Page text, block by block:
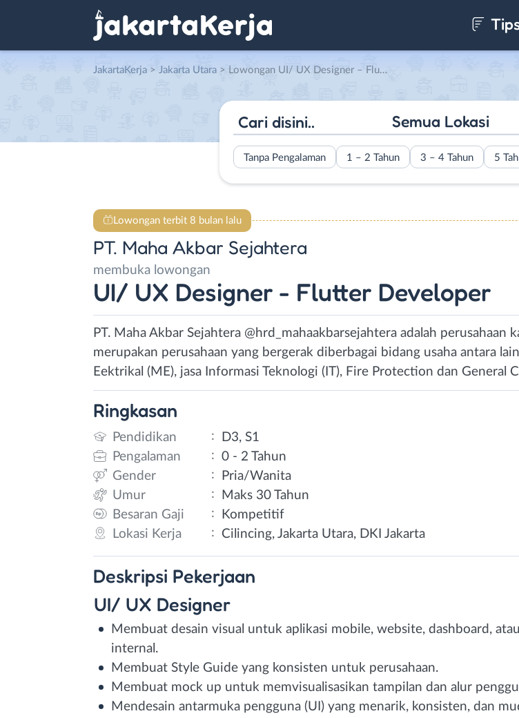
JakartaKerja > Jakarta Utara > Lowongan UI/ UX Designer – Flutter Developer di PT. Maha Akbar Sejahtera
Semua Lokasi
Tanpa Pengalaman 1 – 2 Tahun 3 – 4 Tahun 5
Lowongan terbit 8 bulan lalu
PT. Maha Akbar Sejahtera
membuka lowongan
UI/ UX Designer - Flutter Developer
PT. Maha Akbar Sejahtera @hrd_mahaakbarsejahtera adalah perusahaan
merupakan perusahaan yang bergerak diberbagai bidang usaha antara
Eektrikal (ME), jasa Informasi Teknologi (IT), Fire Protection dan General
Ringkasan
Pendidikan :
D3, S1
Pengalaman
: 0 - 2 Tahun
Gender
:
Pria/Wanita
Umur
:
Maks 30 Tahun
Besaran Gaji
:
Kompetitif
Lokasi Kerja
: Cilincing, Jakarta Utara, DKI Jakarta
Deskripsi Pekerjaan
UI/ UX Designer
Membuat desain visual untuk aplikasi mobile, website, dashboard,
internal.
Membuat Style Guide yang konsisten untuk perusahaan.
Membuat mock up untuk memvisualisasikan tampilan dan alur
Mendesain antarmuka pengguna (UI) yang menarik, konsisten, dan